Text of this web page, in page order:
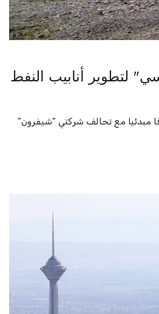
لتطوير أنابيب النفط
مبدئيا مع تحالف شركتي "شيفرون"